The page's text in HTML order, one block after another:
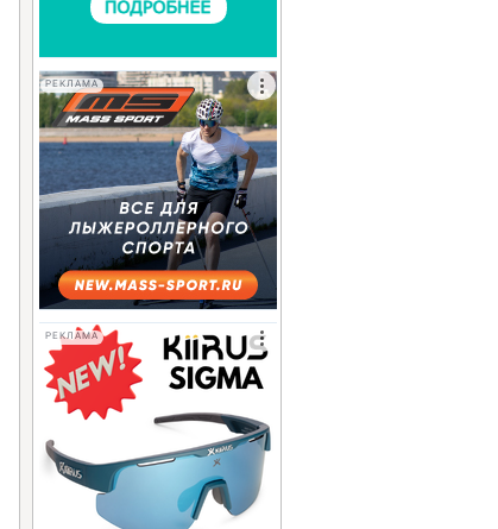
РЕКЛАМА
РЕКЛАМА